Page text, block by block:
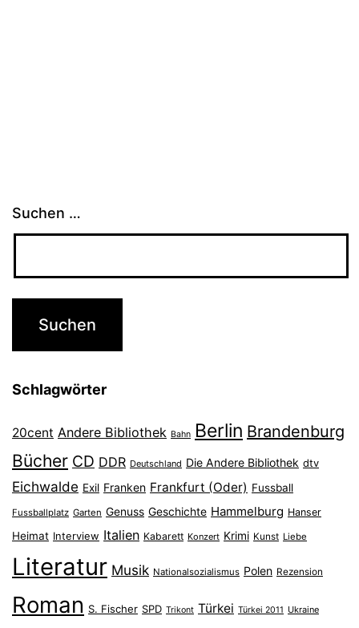
Suchen …
Schlagwörter
20cent Andere Bibliothek Bahn Berlin Brandenburg
Bücher CD DDR Deutschland Die Andere Bibliothek dtv
Eichwalde Exil Franken Frankfurt (Oder) Fussball
Fussballplatz Garten Genuss Geschichte Hammelburg Hanser
Heimat Interview Italien Kabarett Konzert Krimi Kunst Liebe
Literatur Musik Nationalsozialismus Polen Rezension
Roman S. Fischer SPD Trikont Türkei Türkei 2011 Ukraine